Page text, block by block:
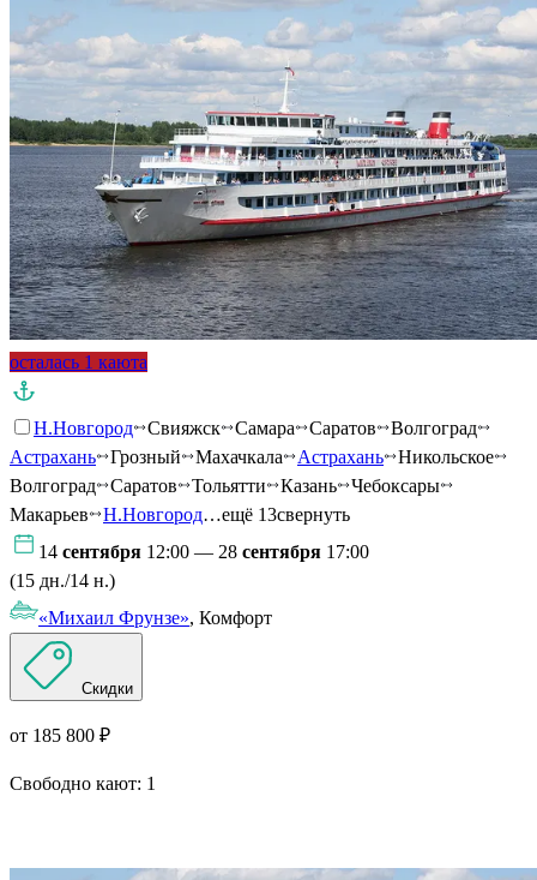
осталась 1 каюта
Н.Новгород Свияжск Самара Саратов
Волгоград
Астрахань
Грозный Махачкала Астрахань
Никольское
Волгоград
Саратов Тольятти Казань
Чебоксары
Макарьев
Н.Новгород…ещё 13свернуть
14 сентября 12:00 — 28 сентября 17:00
(15 дн./14 н.)
«Михаил Фрунзе», Комфорт
Скидки
от 185 800 ₽
Свободно кают: 1